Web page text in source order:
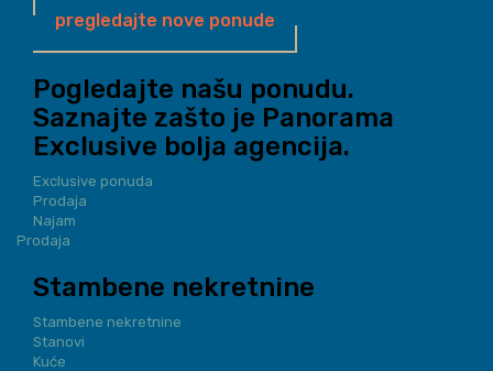
pregledajte nove ponude
Pogledajte našu ponudu.
Saznajte zašto je Panorama
Exclusive bolja agencija.
Exclusive ponuda
Prodaja
Najam
Prodaja
Stambene nekretnine
Stambene nekretnine
Stanovi
Kuće